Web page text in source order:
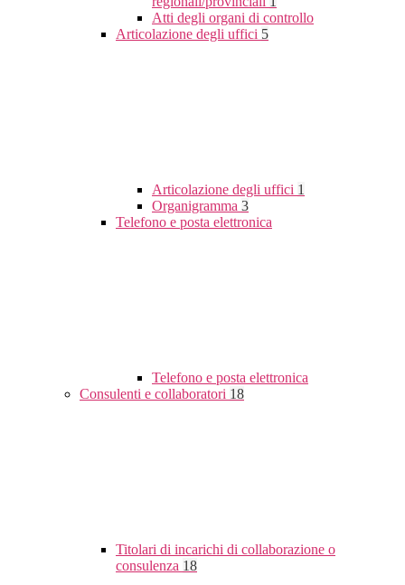
Atti degli organi di controllo
Articolazione degli uffici 5
Articolazione degli uffici 1
Organigramma 3
Telefono e posta elettronica
Telefono e posta elettronica
Consulenti e collaboratori 18
Titolari di incarichi di collaborazione o
consulenza 18